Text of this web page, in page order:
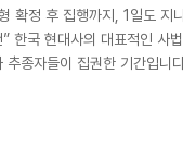
확정 후 집행까지, 1일도 지
” 한국 현대사의 대표적인 사
추종자들이 집권한 기간입니
담당 검사들의 기소 거부와